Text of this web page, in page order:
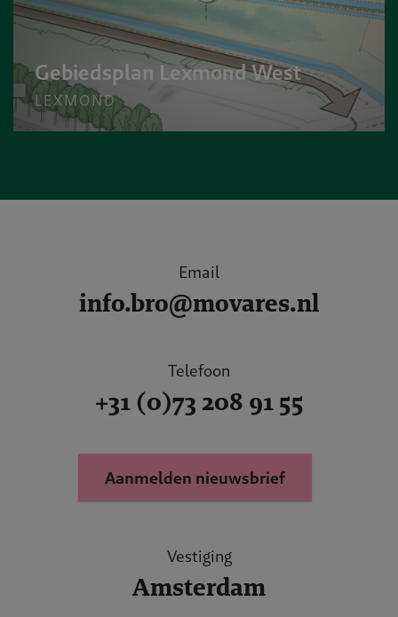
Gebiedsplan Lexmond West
LEXMOND
Email
info.bro@movares.nl
Telefoon
+31 (0)73 208 91 55
Aanmelden nieuwsbrief
Vestiging
Amsterdam